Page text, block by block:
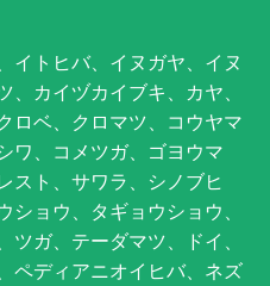
イトヒバ、イヌガヤ、イヌ
カイヅカイブキ、カヤ、
ロベ、クロマツ、コウヤマ
ワ、コメツガ、ゴヨウマ
スト、サワラ、シノブヒ
ョウ、タギョウショウ、
ガ、テーダマツ、ドイ、
ペディアニオイヒバ、ネズ